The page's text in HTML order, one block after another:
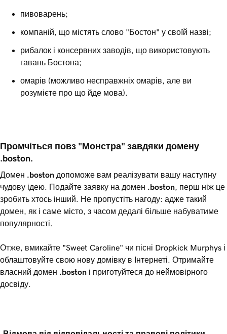
пивоварень;
компаній, що містять слово "Бостон" у своїй назві;
рибалок і консервних заводів, що використовують
гавань Бостона;
омарів (можливо несправжніх омарів, але ви
розумієте про що йде мова).
Промчіться повз "Монстра" завдяки домену
.boston.
Домен .boston допоможе вам реалізувати вашу наступну
чудову ідею. Подайте заявку на домен .boston , перш ніж це
зробить хтось інший. Не пропустіть нагоду: адже такий
домен, як і саме місто, з часом дедалі більше набуватиме
популярності.
Отже, вмикайте "Sweet Caroline" чи пісні Dropkick Murphys і
облаштовуйте свою нову домівку в Інтернеті. Отримайте
власний домен .boston і приготуйтеся до неймовірного
досвіду.